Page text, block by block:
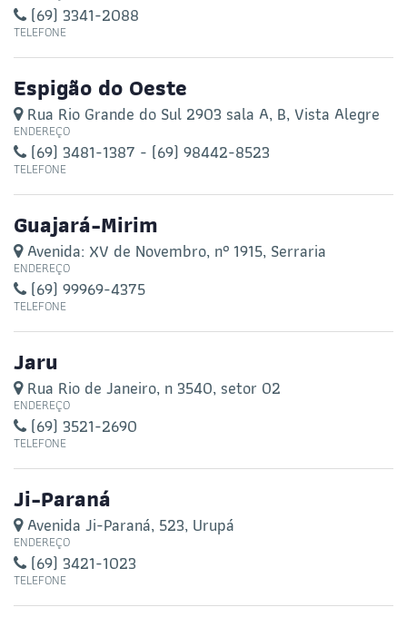
(69) 3341-2088
TELEFONE
Espigão do Oeste
Rua Rio Grande do Sul 2903 sala A, B, Vista Alegre
ENDEREÇO
(69) 3481-1387 - (69) 98442-8523
TELEFONE
Guajará-Mirim
Avenida: XV de Novembro, n° 1915, Serraria
ENDEREÇO
(69) 99969-4375
TELEFONE
Jaru
Rua Rio de Janeiro, n 3540, setor 02
ENDEREÇO
(69) 3521-2690
TELEFONE
Ji-Paraná
Avenida Ji-Paraná, 523, Urupá
ENDEREÇO
(69) 3421-1023
TELEFONE